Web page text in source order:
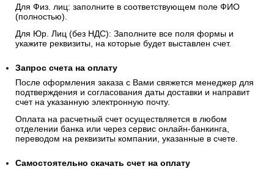
Для Физ. лиц: заполните в соответствующем поле ФИО
(полностью).
Для Юр. Лиц (без НДС): Заполните все поля формы и
укажите реквизиты, на которые будет выставлен счет.
Запрос счета на оплату
После оформления заказа с Вами свяжется менеджер для
подтверждения и согласования даты доставки и направит
счет на указанную электронную почту.
Оплата на расчетный счет осуществляется в любом
отделении банка или через сервис онлайн-банкинга,
переводом на реквизиты компании, указанные в счете.
Самостоятельно скачать счет на оплату